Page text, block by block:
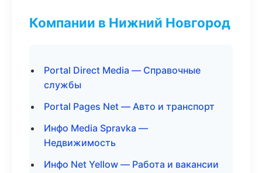
Компании в Нижний Новгород
Portal Direct Media — Справочные
службы
Portal Pages Net — Авто и транспорт
Инфо Media Spravka —
Недвижимость
Инфо Net Yellow — Работа и вакансии